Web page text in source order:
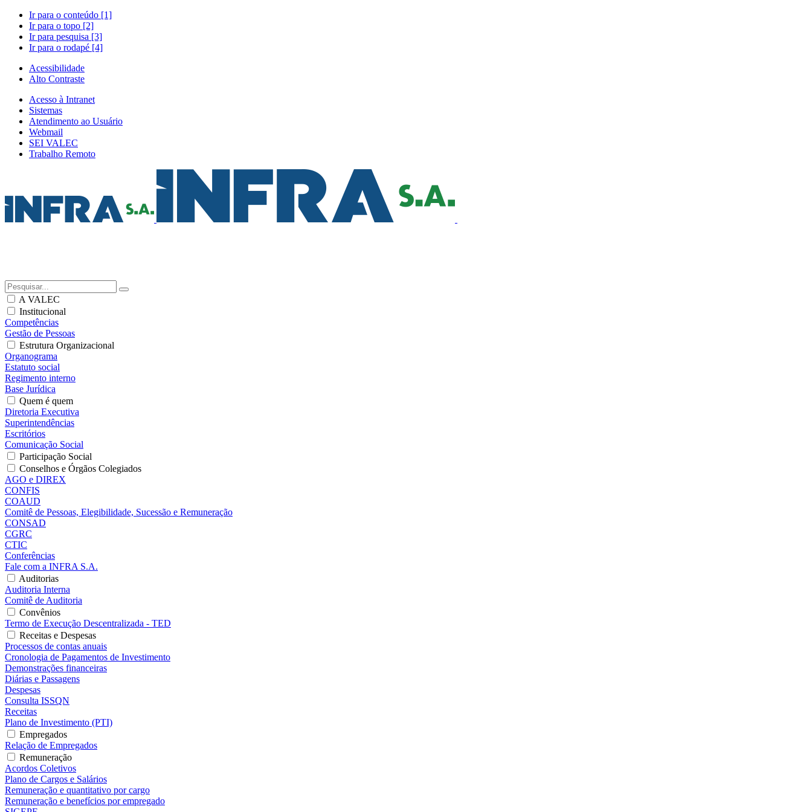
Ir para o conteúdo [1]
Ir para o topo [2]
Ir para pesquisa [3]
Ir para o rodapé [4]
Acessibilidade
Alto Contraste
Acesso à Intranet
Sistemas
Atendimento ao Usuário
Webmail
SEI VALEC
Trabalho Remoto
A VALEC
Institucional
Competências
Gestão de Pessoas
Estrutura Organizacional
Organograma
Estatuto social
Regimento interno
Base Jurídica
Quem é quem
Diretoria Executiva
Superintendências
Escritórios
Comunicação Social
Participação Social
Conselhos e Órgãos Colegiados
AGO e DIREX
CONFIS
COAUD
Comitê de Pessoas, Elegibilidade, Sucessão e Remuneração
CONSAD
CGRC
CTIC
Conferências
Fale com a INFRA S.A.
Auditorias
Auditoria Interna
Comitê de Auditoria
Convênios
Termo de Execução Descentralizada - TED
Receitas e Despesas
Processos de contas anuais
Cronologia de Pagamentos de Investimento
Demonstrações financeiras
Diárias e Passagens
Despesas
Consulta ISSQN
Receitas
Plano de Investimento (PTI)
Empregados
Relação de Empregados
Remuneração
Acordos Coletivos
Plano de Cargos e Salários
Remuneração e quantitativo por cargo
Remuneração e benefícios por empregado